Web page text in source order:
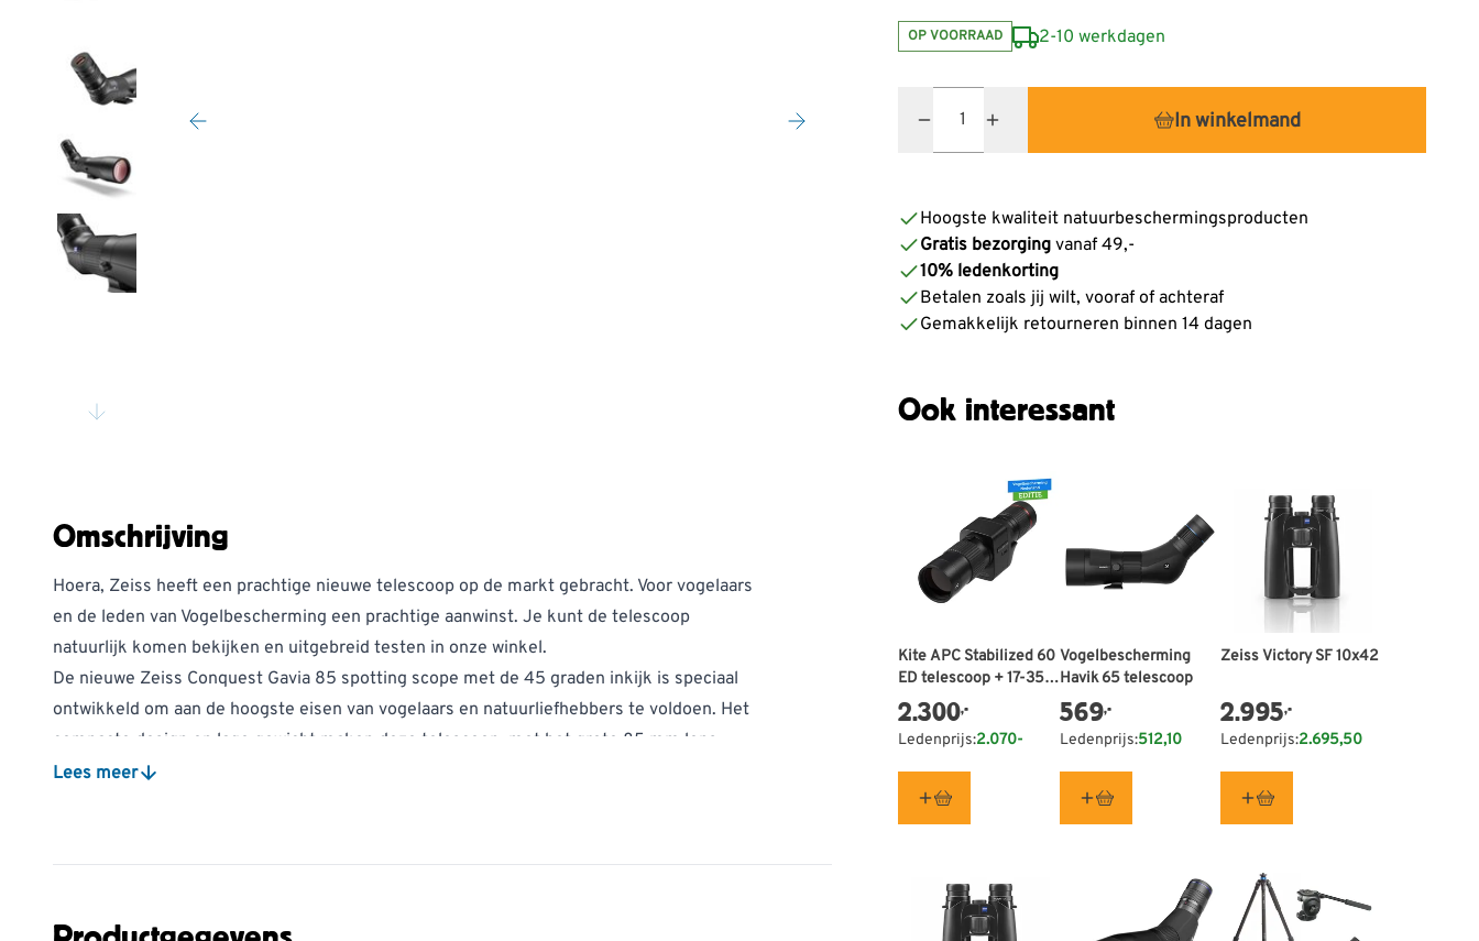
OP VOORRAAD 2-10 werkdagen
In winkelmand
Hoogste kwaliteit natuurbeschermingsproducten
Gratis bezorging vanaf 49,-
10% ledenkorting
Betalen zoals jij wilt, vooraf of achteraf
Gemakkelijk retourneren binnen 14 dagen
Ook interessant
Kite APC Stabilized 60
ED telescoop + 17-35x
WA oculair -
Vogelbescherming
Nederland editie
2.300,-
Ledenprijs:2.070-
Vogelbescherming
Havik 65 telescoop
569,-
Ledenprijs:512,10
Zeiss Victory SF 10x42
2.995,-
Ledenprijs:2.695,50
Omschrijving
Hoera, Zeiss heeft een prachtige nieuwe telescoop op de markt gebracht. Voor vogelaars
en de leden van Vogelbescherming een prachtige aanwinst. Je kunt de telescoop
natuurlijk komen bekijken en uitgebreid testen in onze winkel.
De nieuwe Zeiss Conquest Gavia 85 spotting scope met de 45 graden inkijk is speciaal
ontwikkeld om aan de hoogste eisen van vogelaars en natuurliefhebbers te voldoen. Het
compacte design en lage gewicht maken deze telescoop, met het grote 85 mm lens
diameter, ideaal, dankzij de hoge optische prestaties en helderheid. De 60x vergroting en
Met de korte dichtbij scherpstelling (close focus) , die uniek is in zijn klasse, wordt het
Met de Zeiss Conquest Gavia 85 krijgt je je een high performance telescoop. De
Lees meer